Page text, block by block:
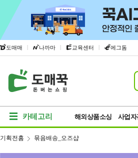
도매매 | 나까마 | 교육센터 | 에그돔
카테고리 해외상품소싱 사업자
기획전홈 묶음배송_오즈샵